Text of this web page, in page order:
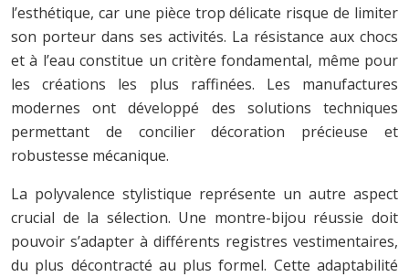
l’esthétique, car une pièce trop délicate risque de limiter
son porteur dans ses activités. La résistance aux chocs
et à l’eau constitue un critère fondamental, même pour
les créations les plus raffinées. Les manufactures
modernes ont développé des solutions techniques
permettant de concilier décoration précieuse et
robustesse mécanique.
La polyvalence stylistique représente un autre aspect
crucial de la sélection. Une montre-bijou réussie doit
pouvoir s’adapter à différents registres vestimentaires,
du plus décontracté au plus formel. Cette adaptabilité